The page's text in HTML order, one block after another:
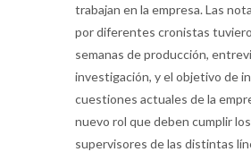
trabajan en la empresa. Las
por diferentes cronistas
semanas de producción,
investigación, y el objetivo de
cuestiones actuales de la
nuevo rol que deben cumplir los
supervisores de las distintas